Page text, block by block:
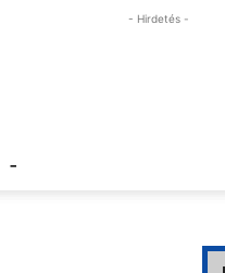
- Hirdetés -
–